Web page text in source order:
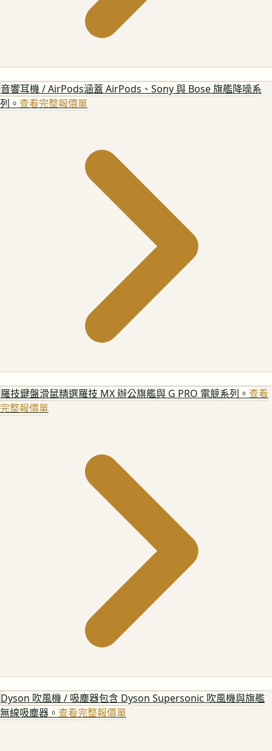
音響耳機 / AirPods涵蓋 AirPods、Sony 與 Bose 旗艦降噪系
列。 查看完整報價單
羅技鍵盤滑鼠精選羅技 MX 辦公旗艦與 G PRO 電競系列。 查看
完整報價單
Dyson 吹風機 / 吸塵器包含 Dyson Supersonic 吹風機與旗艦
無線吸塵器。 查看完整報價單